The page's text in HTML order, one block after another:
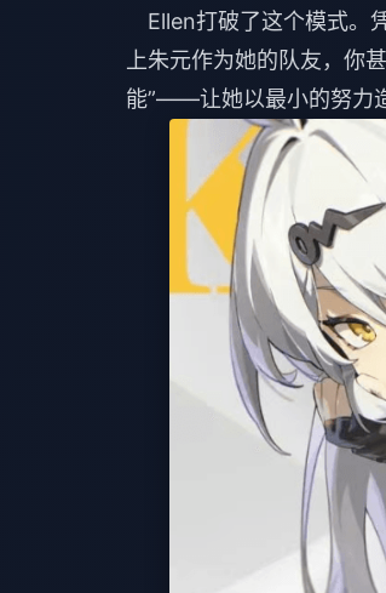
Ellen打破了这个模式。
上朱元作为她的队友，你
能”——让她以最小的努力